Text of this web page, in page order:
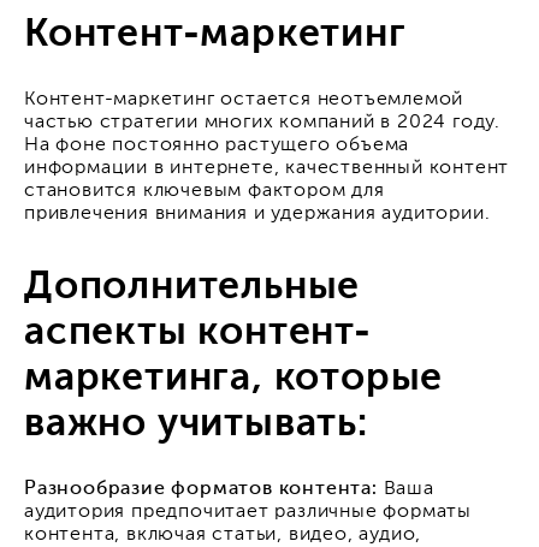
Контент-маркетинг
Контент-маркетинг остается неотъемлемой
частью стратегии многих компаний в 2024 году.
На фоне постоянно растущего объема
информации в интернете, качественный контент
становится ключевым фактором для
привлечения внимания и удержания аудитории.
Дополнительные
аспекты контент-
маркетинга, которые
важно учитывать:
Разнообразие форматов контента: Ваша
аудитория предпочитает различные форматы
контента, включая статьи, видео, аудио,